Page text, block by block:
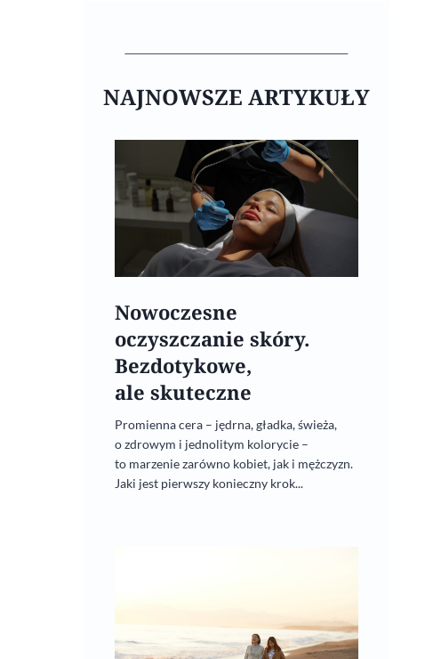
NAJNOWSZE ARTYKUŁY
Nowoczesne
oczyszczanie skóry.
Bezdotykowe,
ale skuteczne
Promienna cera – jędrna, gładka, świeża,
o zdrowym i jednolitym kolorycie –
to marzenie zarówno kobiet, jak i mężczyzn.
Jaki jest pierwszy konieczny krok...